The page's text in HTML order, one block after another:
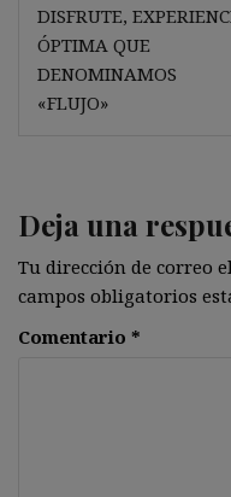
DISFRUTE,
ÓPTIMA QUE
DENOMINAMOS
«FLUJO»
Deja una
Tu dirección de correo
campos obligatorios
Comentario *